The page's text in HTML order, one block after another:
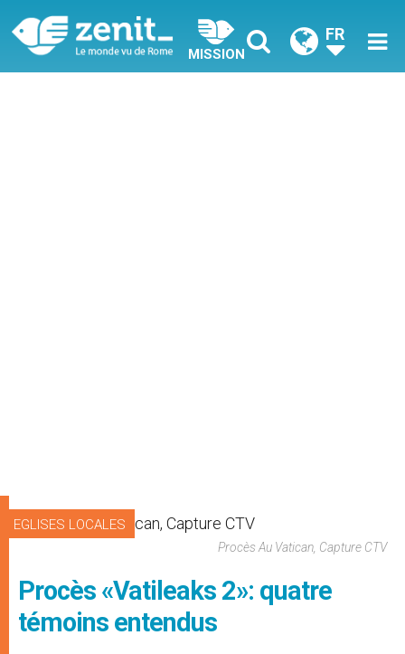
MISSION
FR
EGLISES LOCALES
Procès Au Vatican, Capture CTV
Procès «Vatileaks 2»: quatre
témoins entendus